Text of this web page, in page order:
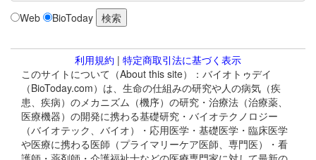
Web BioToday
利用規約 | 特定商取引法に基づく表示
このサイトについて（About this site）：バイオトゥデイ
（BioToday.com）は、生命の仕組みの研究や人の病気（疾
患、疾病）のメカニズム（機序）の研究・治療法（治療薬、
医療機器）の開発に携わる基礎研究・バイオテクノロジー
（バイオテック、バイオ）・応用医学・基礎医学・臨床医学
や医療に携わる医師（プライマリーケア医師、専門医）・看